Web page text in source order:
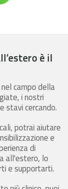
è il
campo della
i nostri
stavi cercando.
potrai aiutare
e
di
all'estero, lo
e supportarti.